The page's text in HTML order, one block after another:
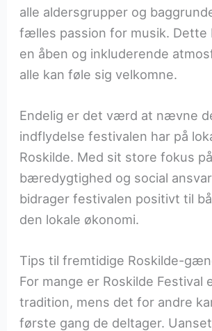
alle aldersgrupper og
fælles passion for musik. Dette
en åben og inkluderende
alle kan føle sig velkomne.
Endelig er det værd at nævne
indflydelse festivalen har på
Roskilde. Med sit store fokus på
bæredygtighed og social
bidrager festivalen positivt til
den lokale økonomi.
Tips til fremtidige Roskilde-
For mange er Roskilde Festival
tradition, mens det for andre
første gang de deltager.